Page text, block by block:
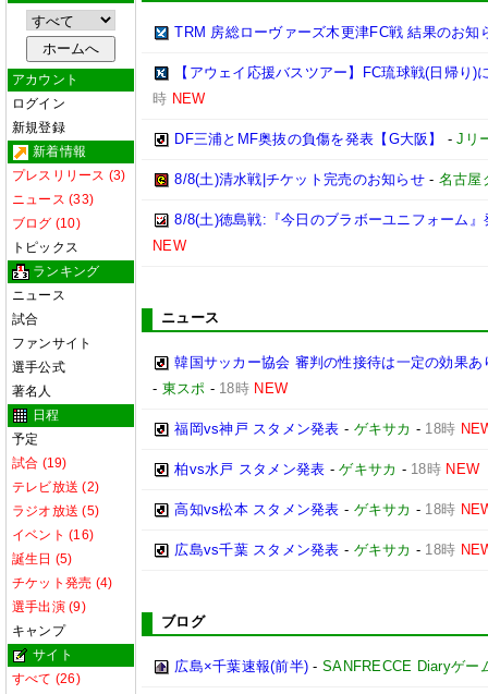
アカウント
ログイン
新規登録
新着情報
プレスリリース (3)
ニュース (33)
ブログ (10)
トピックス
ランキング
ニュース
試合
ファンサイト
選手公式
著名人
日程
予定
試合 (19)
テレビ放送 (2)
ラジオ放送 (5)
イベント (16)
誕生日 (5)
チケット発売 (4)
選手出演 (9)
キャンプ
サイト
すべて (26)
TRM 房総ローヴァーズ木更津FC戦 結果のお知
【アウェイ応援バスツアー】FC琉球戦(日帰り)
時 NEW
DF三浦とMF奥抜の負傷を発表【G大阪】 -Jリ
8/8(土)清水戦|チケット完売のお知らせ- 名古屋
8/8(土)徳島戦:『今日のブラボーユニフォーム
NEW
ニュース
韓国サッカー協会 審判の性接待は一定の効果
- 東スポ - 18時 NEW
福岡vs神戸 スタメン発表 - ゲキサカ - 18時
柏vs水戸 スタメン発表 -ゲキサカ - 18時 NEW
高知vs松本 スタメン発表 - ゲキサカ - 18時
広島vs千葉 スタメン発表 - ゲキサカ - 18時
ブログ
広島×千葉速報(前半) -SANFRECCE Diaryゲー